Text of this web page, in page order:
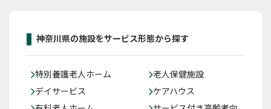
神奈川県の施設をサービス形態から探す
特別養護老人ホーム
老人保健施設
デイサービス
ケアハウス